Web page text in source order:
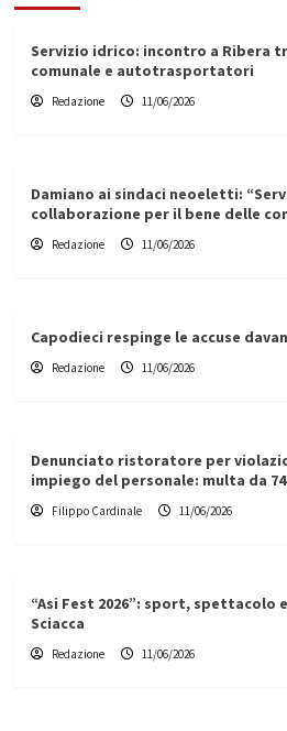
Servizio idrico: incontro a Ribera
comunale e autotrasportatori
Redazione 11/06/2026
Damiano ai sindaci neoeletti:
collaborazione per il bene delle
Redazione 11/06/2026
Capodieci respinge le accuse
Redazione 11/06/2026
Denunciato ristoratore per
impiego del personale: multa da
Filippo Cardinale 11/06/2026
“Asi Fest 2026”: sport, spettacolo
Sciacca
Redazione 11/06/2026